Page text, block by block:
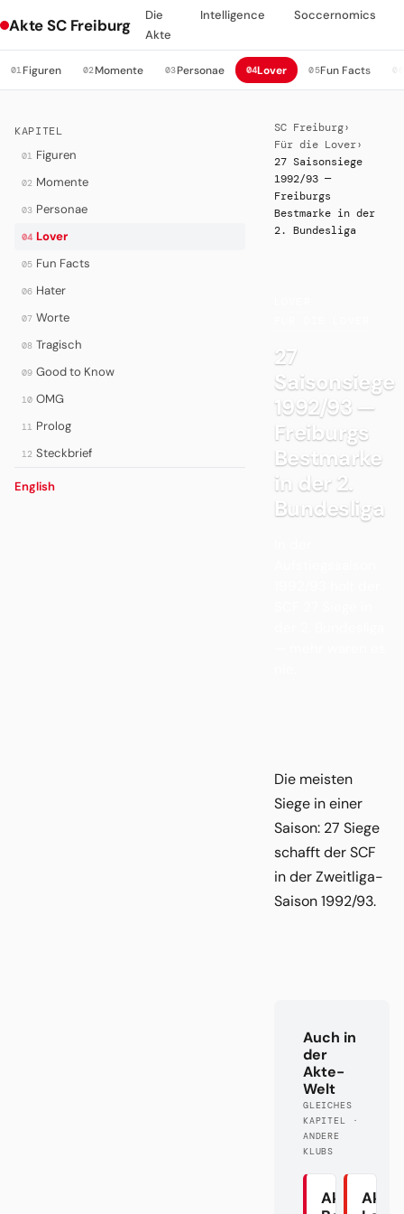
Akte SC Freiburg
Die
Akte
Intelligence Soccernomics
01Figuren 02Momente 03Personae 04Lover 05Fun Facts 06
KAPITEL
01 Figuren
02 Momente
03 Personae
04 Lover
05 Fun Facts
06 Hater
07 Worte
08 Tragisch
09 Good to Know
10 OMG
11 Prolog
12 Steckbrief
English
SC Freiburg›
Für die Lover›
27 Saisonsiege
1992/93 —
Freiburgs
Bestmarke in der
2. Bundesliga
27
Saisonsiege
1992/93 —
Freiburgs
Bestmarke
in der 2.
Bundesliga
Die meisten
Siege in einer
Saison: 27 Siege
schafft der SCF
in der Zweitliga-
Saison 1992/93.
Auch in
der
Akte-
Welt
GLEICHES
KAPITEL ·
ANDERE
KLUBS
Akte
Akte